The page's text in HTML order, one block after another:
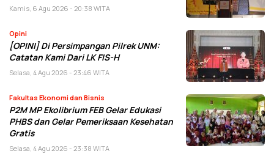
Kamis, 6 Agu 2026 - 20:38 WITA
Opini
[OPINI] Di Persimpangan Pilrek UNM:
Catatan Kami Dari LK FIS-H
Selasa, 4 Agu 2026 - 23:46 WITA
Fakultas Ekonomi dan Bisnis
P2M MP Ekolibrium FEB Gelar Edukasi
PHBS dan Gelar Pemeriksaan Kesehatan
Gratis
Selasa, 4 Agu 2026 - 23:38 WITA